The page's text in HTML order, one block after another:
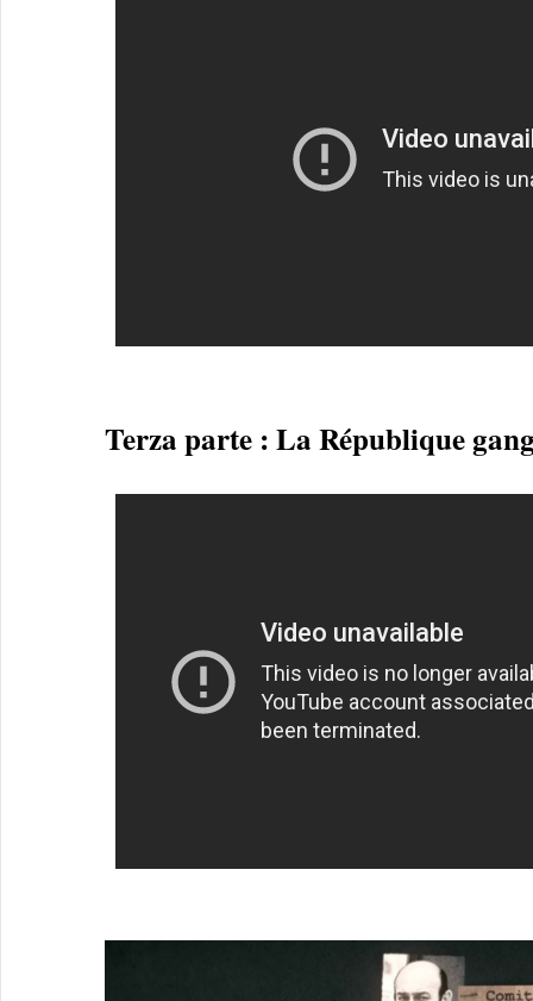
Terza parte : La République